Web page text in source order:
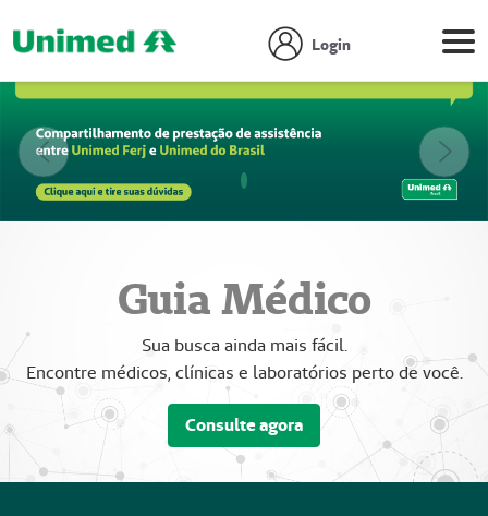
Login
Focar slide
Focar slide
Anterior
Guia Médico
Sua busca ainda mais fácil.
Encontre médicos, clínicas e laboratórios perto de você.
Consulte agora